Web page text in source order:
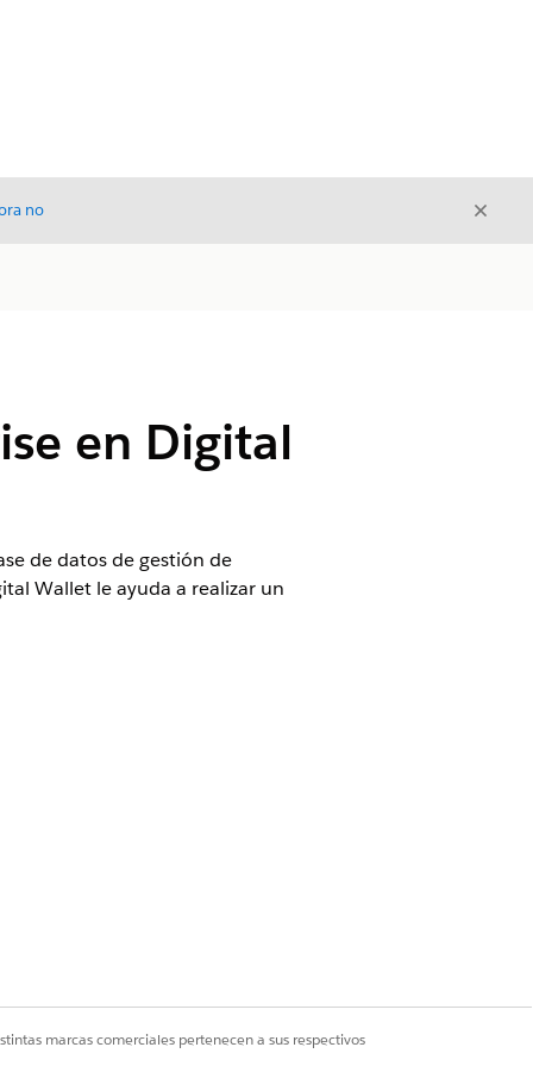
no Cerrar
en Digital
de datos de gestión de
Wallet le ayuda a realizar un
y Service Graph activados.
empresariales y aplica mediciones
deslizante y refleja el uso
marcas comerciales pertenecen a sus respectivos